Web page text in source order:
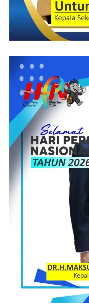
Sarwani selanjutnya
Polda Lampung.
Pejabat baru Kabag
Kabagren Polres
Takarinto Rudi Susilo
Polda Lampung.
Pejabat baru Kasat
menjabat Pamin 6
pejabat lama AKP
Pejabat baru Kasat
Panit 1 Unit 3 Subdit 1
lama AKP Deddy
Ditresnarkoba Polda
Pejabat baru Kapolsek